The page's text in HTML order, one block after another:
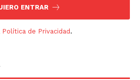
ENTRAR
Política de Privacidad .